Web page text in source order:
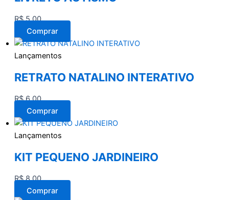
R$5,00
Comprar
Lançamentos
RETRATO NATALINO INTERATIVO
R$6,00
Comprar
Lançamentos
KIT PEQUENO JARDINEIRO
R$8,00
Comprar